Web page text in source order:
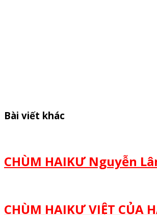
Bài viết khác
CHÙM HAIKƯ Nguyễn
CHÙM HAIKƯ VIỆT CỦA